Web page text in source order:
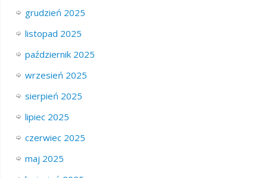
grudzień 2025
listopad 2025
październik 2025
wrzesień 2025
sierpień 2025
lipiec 2025
czerwiec 2025
maj 2025